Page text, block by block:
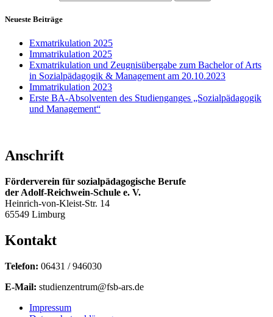
Neueste Beiträge
Exmatrikulation 2025
Immatrikulation 2025
Exmatrikulation und Zeugnisübergabe zum Bachelor of Arts
in Sozialpädagogik & Management am 20.10.2023
Immatrikulation 2023
Erste BA-Absolventen des Studienganges „Sozialpädagogik
und Management“
Anschrift
Förderverein für sozialpädagogische Berufe
der Adolf-Reichwein-Schule e. V.
Heinrich-von-Kleist-Str. 14
65549 Limburg
Kontakt
Telefon: 06431 / 946030
E-Mail: studienzentrum@fsb-ars.de
Impressum